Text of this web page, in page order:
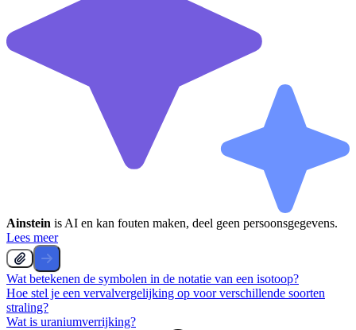
Ainstein is AI en kan fouten maken, deel geen persoonsgegevens.
Lees meer
Wat betekenen de symbolen in de notatie van een isotoop?
Hoe stel je een vervalvergelijking op voor verschillende soorten
straling?
Wat is uraniumverrijking?